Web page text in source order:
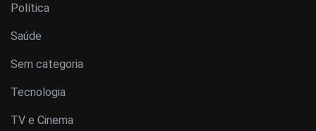
Política
Saúde
Sem categoria
Tecnologia
TV e Cinema